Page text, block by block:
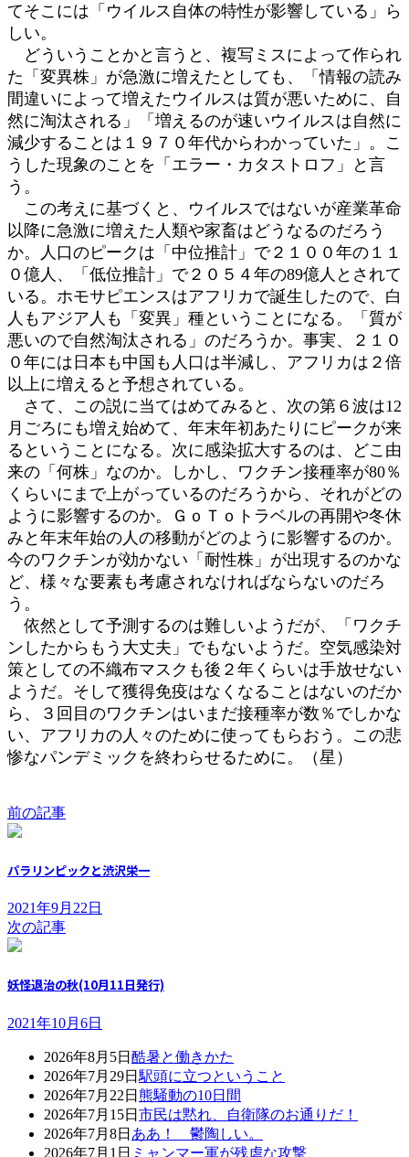
てそこには「ウイルス自体の特性が影響している」ら
しい。
どういうことかと言うと、複写ミスによって作られ
た「変異株」が急激に増えたとしても、「情報の読み
間違いによって増えたウイルスは質が悪いために、自
然に淘汰される」「増えるのが速いウイルスは自然に
減少することは１９７０年代からわかっていた」。こ
うした現象のことを「エラー・カタストロフ」と言
う。
この考えに基づくと、ウイルスではないが産業革命
以降に急激に増えた人類や家畜はどうなるのだろう
か。人口のピークは「中位推計」で２１００年の１１
０億人、「低位推計」で２０５４年の89億人とされて
いる。ホモサピエンスはアフリカで誕生したので、白
人もアジア人も「変異」種ということになる。「質が
悪いので自然淘汰される」のだろうか。事実、２１０
０年には日本も中国も人口は半減し、アフリカは２倍
以上に増えると予想されている。
さて、この説に当てはめてみると、次の第６波は12
月ごろにも増え始めて、年末年初あたりにピークが来
るということになる。次に感染拡大するのは、どこ由
来の「何株」なのか。しかし、ワクチン接種率が80％
くらいにまで上がっているのだろうから、それがどの
ように影響するのか。ＧｏＴｏトラベルの再開や冬休
みと年末年始の人の移動がどのように影響するのか。
今のワクチンが効かない「耐性株」が出現するのかな
ど、様々な要素も考慮されなければならないのだろ
う。
依然として予測するのは難しいようだが、「ワクチ
ンしたからもう大丈夫」でもないようだ。空気感染対
策としての不織布マスクも後２年くらいは手放せない
ようだ。そして獲得免疫はなくなることはないのだか
ら、３回目のワクチンはいまだ接種率が数％でしかな
い、アフリカの人々のために使ってもらおう。この悲
惨なパンデミックを終わらせるために。（星）
前の記事
パラリンピックと渋沢栄一
2021年9月22日
次の記事
妖怪退治の秋(10月11日発行)
2021年10月6日
2026年8月5日 酷暑と働きかた
2026年7月29日 駅頭に立つということ
2026年7月22日 熊騒動の10日間
2026年7月15日 市民は黙れ、自衛隊のお通りだ！
2026年7月8日 ああ！ 鬱陶しい。
2026年7月1日 ミャンマー軍が残虐な攻撃